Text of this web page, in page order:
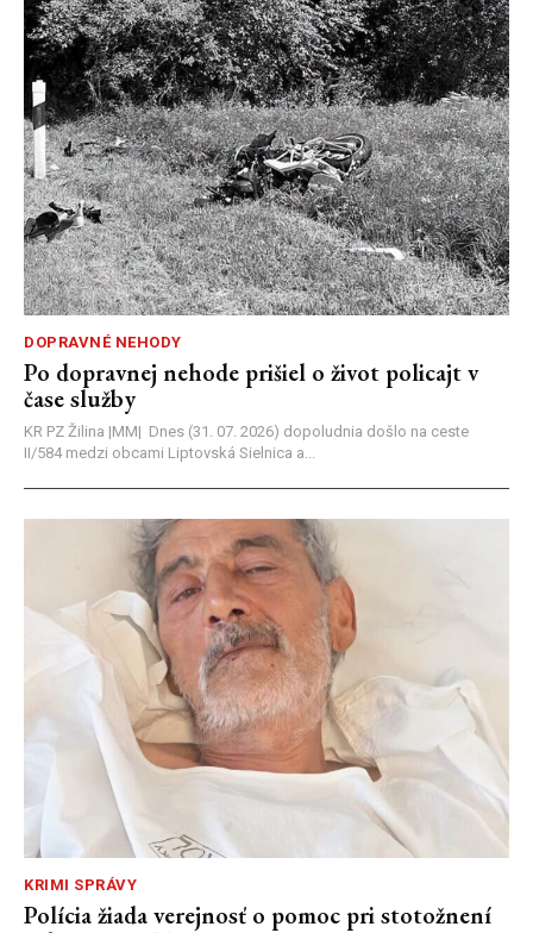
DOPRAVNÉ NEHODY
Po dopravnej nehode prišiel o život policajt v
čase služby
KR PZ Žilina |MM| Dnes (31. 07. 2026) dopoludnia došlo na ceste
II/584 medzi obcami Liptovská Sielnica a...
KRIMI SPRÁVY
Polícia žiada verejnosť o pomoc pri stotožnení